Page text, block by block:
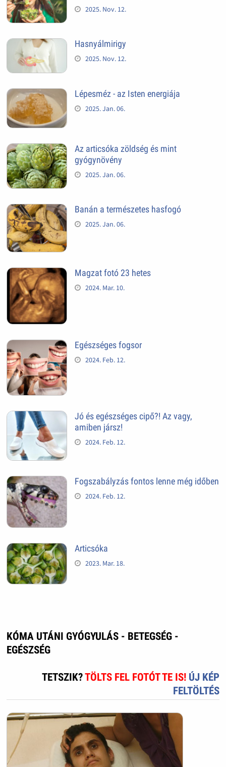
2025. Nov. 12.
Hasnyálmirigy
2025. Nov. 12.
Lépesméz - az Isten energiája
2025. Jan. 06.
Az articsóka zöldség és mint
gyógynövény
2025. Jan. 06.
Banán a természetes hasfogó
2025. Jan. 06.
Magzat fotó 23 hetes
2024. Mar. 10.
Egészséges fogsor
2024. Feb. 12.
Jó és egészséges cipő?! Az vagy,
amiben jársz!
2024. Feb. 12.
Fogszabályzás fontos lenne még időben
2024. Feb. 12.
Articsóka
2023. Mar. 18.
KÓMA UTÁNI GYÓGYULÁS - BETEGSÉG -
EGÉSZSÉG
TETSZIK?TÖLTS FEL FOTÓT TE IS! ÚJ KÉP
FELTÖLTÉS